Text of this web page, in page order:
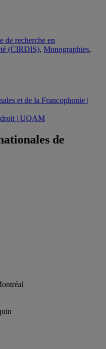
de recherche en
(CIRDIS), Monographies,
de